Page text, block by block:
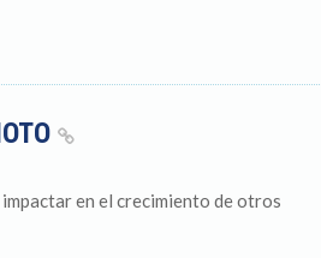
en el crecimiento de otros